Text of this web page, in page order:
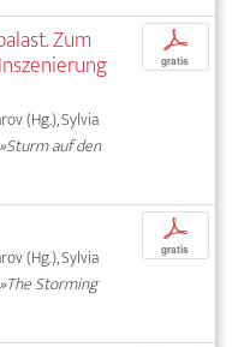
Zum
(Hg.), Sylvia
auf den
p
gratis
(Hg.), Sylvia
Storming
p
gratis